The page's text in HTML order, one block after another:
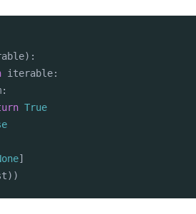
):
iterable:
True